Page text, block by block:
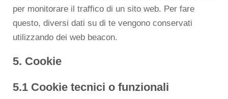
per monitorare il traffico di un sito web. Per fare
questo, diversi dati su di te vengono conservati
utilizzando dei web beacon.
5. Cookie
5.1 Cookie tecnici o funzionali